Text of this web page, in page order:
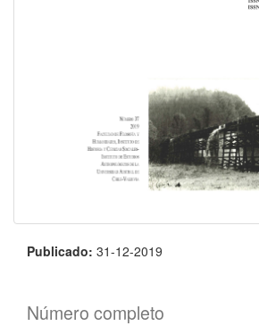
Publicado: 31-12-2019
Número completo